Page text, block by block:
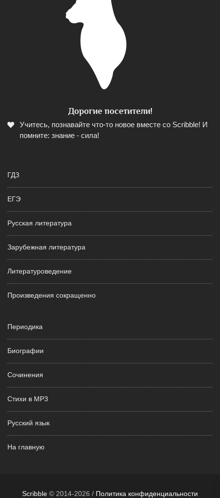
Дорогие посетители!
Учитесь, познавайте что-то новое вместе со Scribble! И
помните: знание - сила!
ГДЗ
ЕГЭ
Русская литература
Зарубежная литература
Литературоведение
Произведения сокращенно
Периодика
Биографии
Сочинения
Стихи в MP3
Русский язык
На главную
Scribble © 2014-2026 / Политика конфиденциальности